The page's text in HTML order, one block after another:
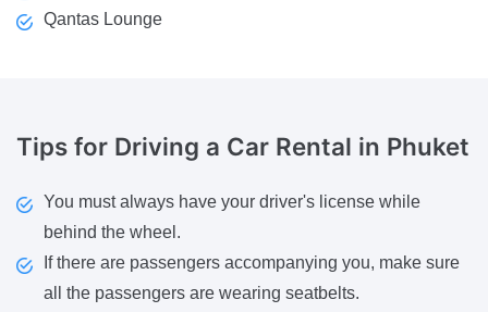
Qantas Lounge
Tips for Driving a Car Rental in Phuket
You must always have your driver's license while
behind the wheel.
If there are passengers accompanying you, make sure
all the passengers are wearing seatbelts.